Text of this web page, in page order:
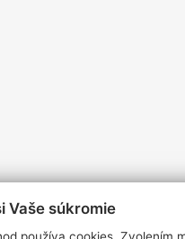
Vaše súkromie